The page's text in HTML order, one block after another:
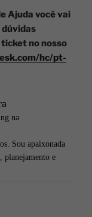
Ajuda você vai
no nosso
hc/pt-
na
Sou apaixonada
planejamento e